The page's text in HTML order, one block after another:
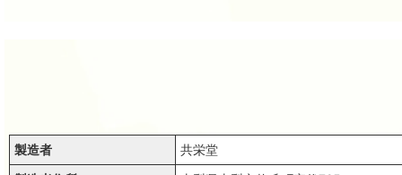
製造者
共栄堂